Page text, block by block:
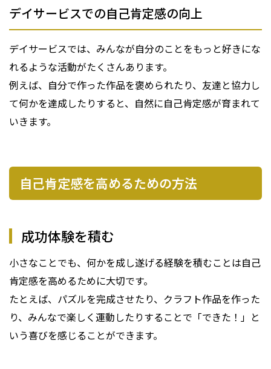
デイサービスでの自己肯定感の向上
デイサービスでは、みんなが自分のことをもっと好きにな
れるような活動がたくさんあります。
例えば、自分で作った作品を褒められたり、友達と協力し
て何かを達成したりすると、自然に自己肯定感が育まれて
いきます。
自己肯定感を高めるための方法
成功体験を積む
小さなことでも、何かを成し遂げる経験を積むことは自己
肯定感を高めるために大切です。
たとえば、パズルを完成させたり、クラフト作品を作った
り、みんなで楽しく運動したりすることで「できた！」と
いう喜びを感じることができます。